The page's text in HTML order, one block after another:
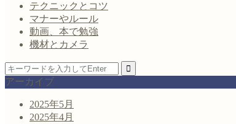
テクニックとコツ
マナーやルール
動画、本で勉強
機材とカメラ
アーカイブ
2025年5月
2025年4月